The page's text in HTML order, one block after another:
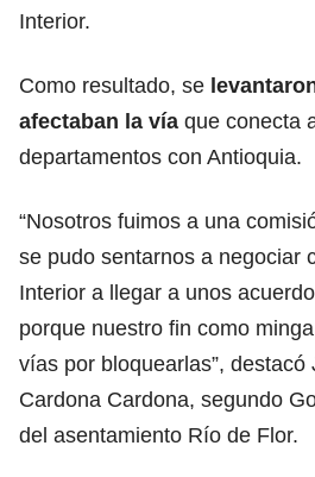
Interior.
Como resultado, se
afectaban la vía que conecta
departamentos con Antioquia.
“Nosotros fuimos a una
se pudo sentarnos a negociar
Interior a llegar a unos
porque nuestro fin como
vías por bloquearlas”, destacó
Cardona Cardona, segundo
del asentamiento Río de Flor.